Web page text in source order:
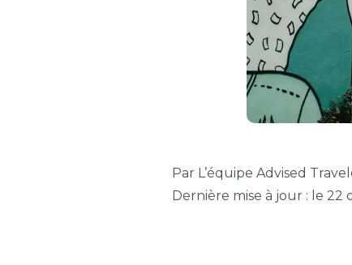
Par L’équipe Advised
Dernière mise à jour : le 22